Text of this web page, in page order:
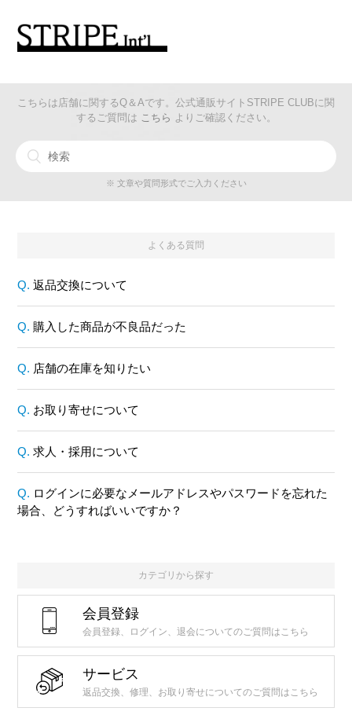
こちらは店舗に関するQ＆Aです。公式通販サイトSTRIPE CLUBに関
するご質問は こちら よりご確認ください。
※ 文章や質問形式でご入力ください
よくある質問
返品交換について
購入した商品が不良品だった
店舗の在庫を知りたい
お取り寄せについて
求人・採用について
ログインに必要なメールアドレスやパスワードを忘れた
場合、どうすればいいですか？
カテゴリから探す
会員登録
会員登録、ログイン、退会についてのご質問はこちら
サービス
返品交換、修理、お取り寄せについてのご質問はこちら